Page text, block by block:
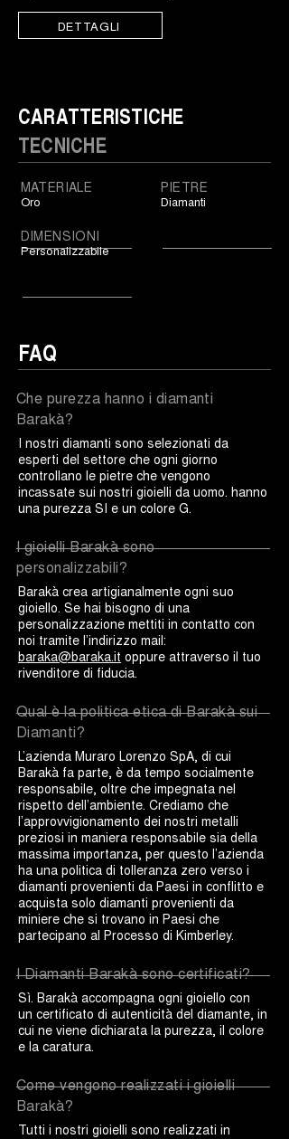
DETTAGLI
CARATTERISTICHE
TECNICHE
MATERIALE
Oro
DIMENSIONI
Personalizzabile
PIETRE
Diamanti
FAQ
Che purezza hanno i diamanti
Barakà?
I nostri diamanti sono selezionati da
esperti del settore che ogni giorno
controllano le pietre che vengono
incassate sui nostri gioielli da uomo. hanno
una purezza SI e un colore G.
I gioielli Barakà sono
personalizzabili?
Barakà crea artigianalmente ogni suo
gioiello. Se hai bisogno di una
personalizzazione mettiti in contatto con
noi tramite l’indirizzo mail:
baraka@baraka.it oppure attraverso il tuo
rivenditore di fiducia.
Qual è la politica etica di Barakà sui
Diamanti?
L’azienda Muraro Lorenzo SpA, di cui
Barakà fa parte, è da tempo socialmente
responsabile, oltre che impegnata nel
rispetto dell’ambiente. Crediamo che
l’approvvigionamento dei nostri metalli
preziosi in maniera responsabile sia della
massima importanza, per questo l’azienda
ha una politica di tolleranza zero verso i
diamanti provenienti da Paesi in conflitto e
acquista solo diamanti provenienti da
miniere che si trovano in Paesi che
partecipano al Processo di Kimberley.
I Diamanti Barakà sono certificati?
Sì. Barakà accompagna ogni gioiello con
un certificato di autenticità del diamante, in
cui ne viene dichiarata la purezza, il colore
e la caratura.
Come vengono realizzati i gioielli
Barakà?
Tutti i nostri gioielli sono realizzati in